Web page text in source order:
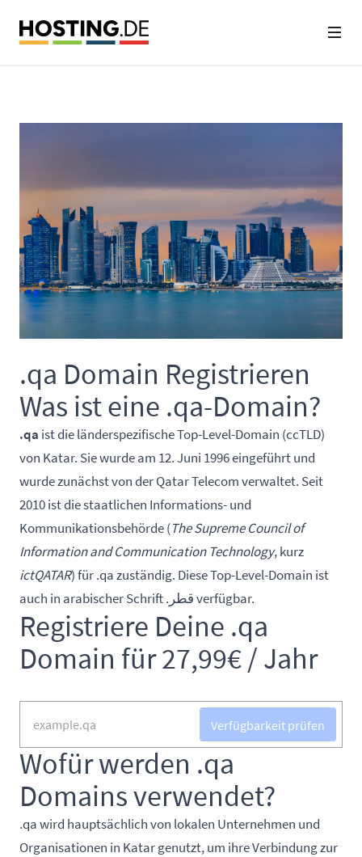
.qa Domain Registrieren
Was ist eine .qa-Domain?
.qa ist die länderspezifische Top-Level-Domain (ccTLD)
von Katar. Sie wurde am 12. Juni 1996 eingeführt und
wurde zunächst von der Qatar Telecom verwaltet. Seit
2010 ist die staatlichen Informations- und
Kommunikationsbehörde (The Supreme Council of
Information and Communication Technology, kurz
ictQATAR) für .qa zuständig. Diese Top-Level-Domain ist
auch in arabischer Schrift .قطر verfügbar.
Registriere Deine .qa
Domain für 27,99€ / Jahr
Verfügbarkeit prüfen
Wofür werden .qa
Domains verwendet?
.qa wird hauptsächlich von lokalen Unternehmen und
Organisationen in Katar genutzt, um ihre Verbindung zur